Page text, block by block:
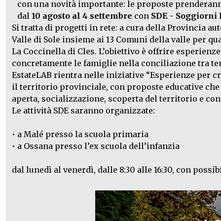
con una novità importante: le proposte
dal 10 agosto al 4 settembre con SDE -
Si tratta di progetti in rete: a cura della Provincia
Valle di Sole insieme ai 13 Comuni della valle per
La Coccinella di Cles. L’obiettivo è offrire
concretamente le famiglie nella conciliazione tra
EstateLAB rientra nelle iniziative “Esperienze per
il territorio provinciale, con proposte educative
aperta, socializzazione, scoperta del territorio e
Le attività SDE saranno organizzate:
• a Malé presso la scuola primaria
• a Ossana presso l’ex scuola dell’infanzia
dal lunedì al venerdì, dalle 8:30 alle 16:30, con